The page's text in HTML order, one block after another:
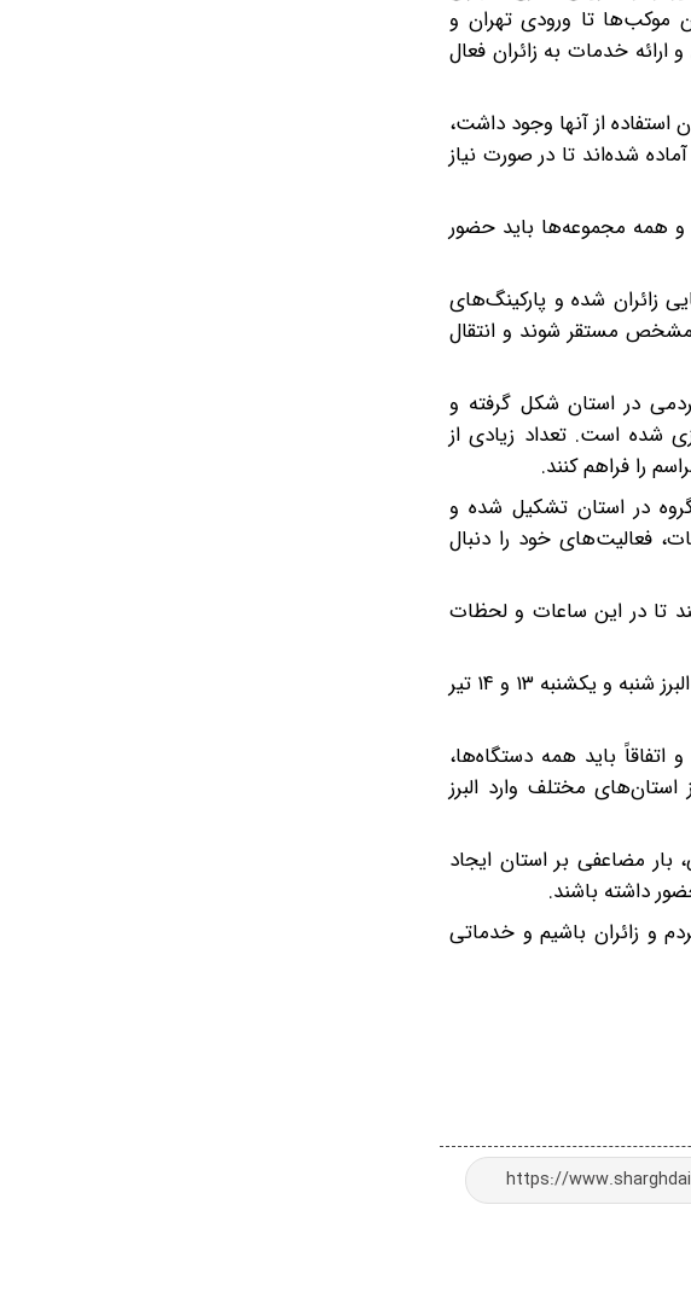
موکب‌ها تا ورودی تهران و
خدمات به زائران فعال
از آنها وجود داشت،
شده‌اند تا در صورت نیاز
و همه مجموعه‌ها باید حضور
زائران شده و پارکینگ‌های
مستقر شوند و انتقال
در استان شکل گرفته و
شده است. تعداد زیادی از
را فراهم کنند.
برای مدیریت این رویداد ملی افزود: بیش از ۲۰ کمیته و کارگروه در استان تشکیل شده و
فعالیت‌های خود را دنبال
تا در این ساعات و لحظات
عبداللهی در پاسخ به پرسشی درباره تعطیلی یا فعالیت دستگاه‌های اجرایی در روزهای پیش‌رو اظهار کرد: استان البرز شنبه و یکشنبه ۱۳ و ۱۴ تیر
باید همه دستگاه‌ها،
مختلف وارد البرز
بار مضاعفی بر استان ایجاد
داشته باشند.
و زائران باشیم و خدماتی